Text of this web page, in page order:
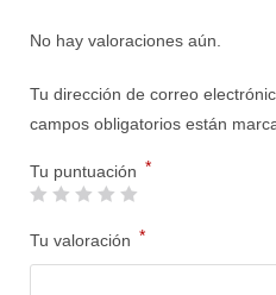
No hay valoraciones aún.
Tu dirección de correo
campos obligatorios están
Tu puntuación *
Tu valoración *